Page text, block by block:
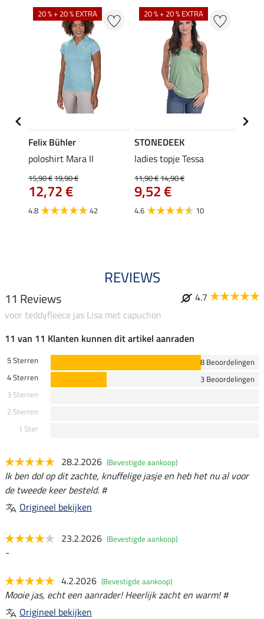
20 % + 20 % EXTRA
Felix Bühler
poloshirt Mara II
15,90 €19,90 €
12,72 €
4.8 42
20 % + 20 % EXTRA
STONEDEEK
ladies topje Tessa
11,90 €14,90 €
9,52 €
4.6 10
REVIEWS
11 Reviews
4.7
voor teddyfleece jas Lisa met capuchon
11 van 11 Klanten kunnen dit artikel aanraden
5 Sterren
8 Beoordelingen
4 Sterren
3 Beoordelingen
3 Sterren
2 Sterren
1 Ster
28.2.2026 (Bevestigde aankoop)
Ik ben dol op dit zachte, knuffelige jasje en heb het nu al voor
de tweede keer besteld. #
Origineel bekijken
23.2.2026 (Bevestigde aankoop)
-
4.2.2026 (Bevestigde aankoop)
Mooie jas, echt een aanrader! Heerlijk zacht en warm! #
Origineel bekijken